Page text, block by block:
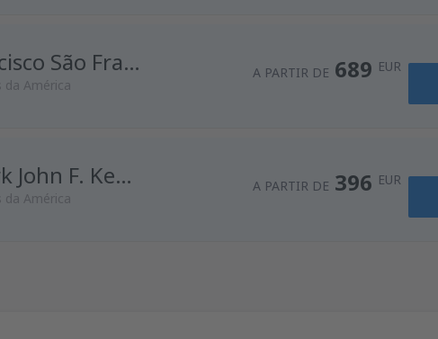
São Francisco São Francisco Intl Airport
da América
A PARTIR DE 689 EUR
Nova York John F. Kennedy
da América
A PARTIR DE 396 EUR